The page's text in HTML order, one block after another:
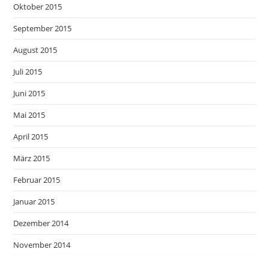
Oktober 2015
September 2015
August 2015
Juli 2015
Juni 2015
Mai 2015
April 2015
März 2015
Februar 2015
Januar 2015
Dezember 2014
November 2014